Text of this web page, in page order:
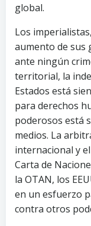
global.
Los
aumento de sus
ante ningún
territorial, la
Estados está
para derechos
poderosos está
medios. La
internacional y
Carta de
la OTAN, los
en un esfuerzo
contra otros